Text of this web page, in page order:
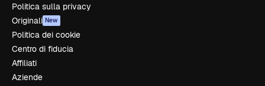
Politica sulla privacy
Originali New
Politica dei cookie
Centro di fiducia
Affiliati
Aziende